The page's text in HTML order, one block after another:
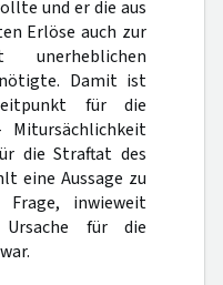
und er die aus
Erlöse auch zur
unerheblichen
Damit ist
für die
Mitursächlichkeit
die Straftat des
eine Aussage zu
Frage, inwieweit
für die